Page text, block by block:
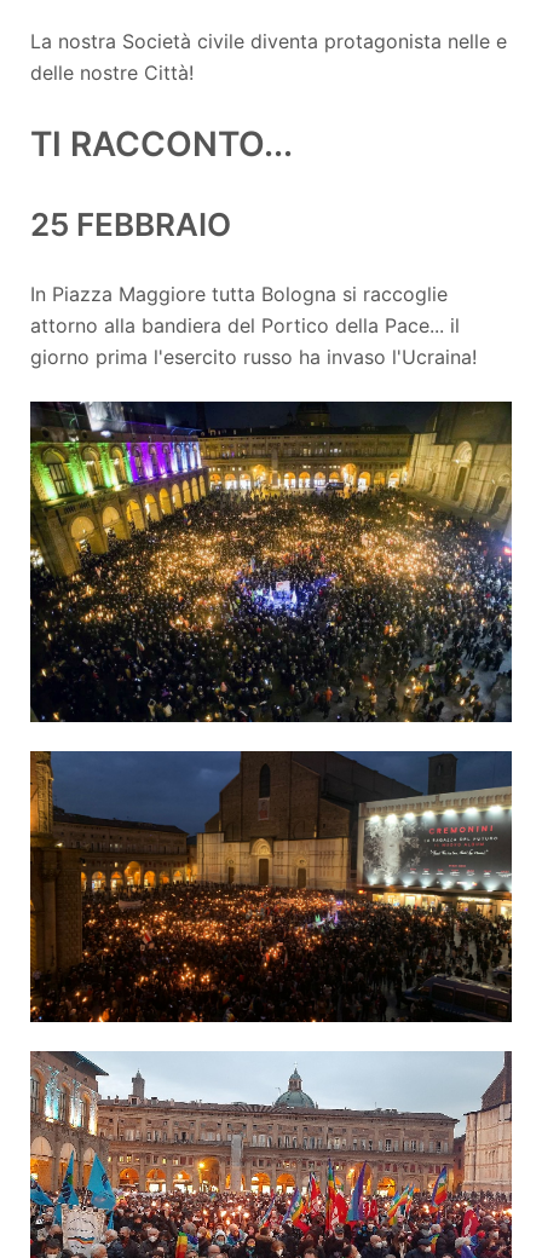
La nostra Società civile diventa protagonista nelle e
delle nostre Città!
TI RACCONTO...
25 FEBBRAIO
In Piazza Maggiore tutta Bologna si raccoglie
attorno alla bandiera del Portico della Pace... il
giorno prima l'esercito russo ha invaso l'Ucraina!